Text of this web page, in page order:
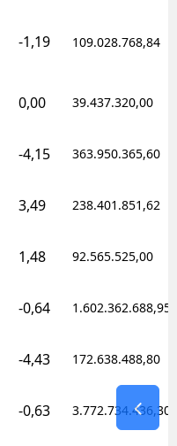
-1,19 109.028.768,84
0,00 39.437.320,00
-4,15 363.950.365,60
3,49 238.401.851,62
1,48 92.565.525,00
-0,64 1.602.362.688,95
-4,43 172.638.488,80
-0,63 3.772.734.436,30